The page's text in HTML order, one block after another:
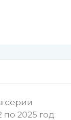
серии
2025 год: